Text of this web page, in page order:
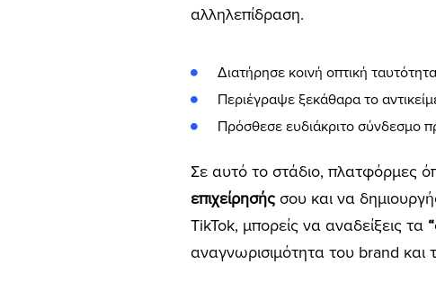
αλληλεπίδραση.
Διατήρησε κοινή οπτική
Περιέγραψε ξεκάθαρα το
Πρόσθεσε ευδιάκριτο σύνδεσμο
Σε αυτό το στάδιο, πλατφόρμες
επιχείρησής σου και να
TikTok, μπορείς να αναδείξεις τα
αναγνωρισιμότητα του brand και